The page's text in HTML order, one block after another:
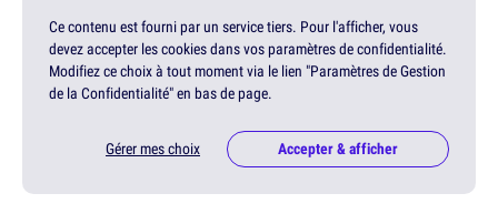
Ce contenu est fourni par un service tiers. Pour l'afficher, vous
devez accepter les cookies dans vos paramètres de confidentialité.
Modifiez ce choix à tout moment via le lien "Paramètres de Gestion
de la Confidentialité" en bas de page.
Gérer mes choix Accepter & afficher